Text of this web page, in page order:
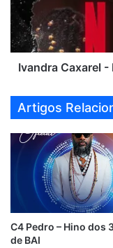
D-
P
(Nova
Dona
Desse
Ivandra Caxarel
Artigos
C4 Pedro – Hino dos
de BAI